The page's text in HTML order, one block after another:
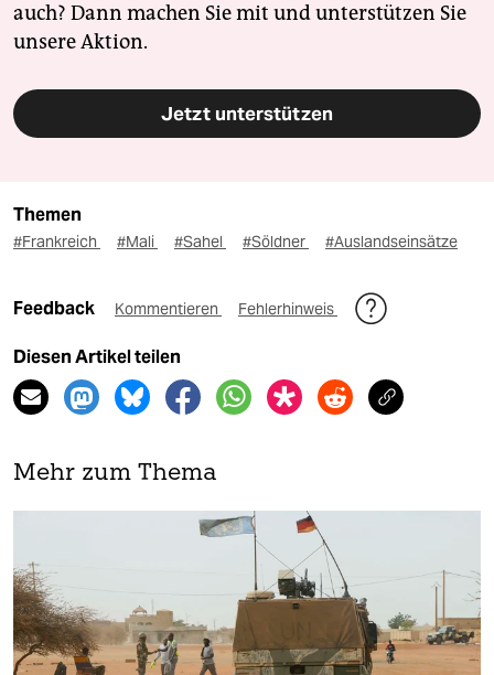
auch? Dann machen Sie mit und unterstützen Sie
unsere Aktion.
Jetzt unterstützen
Themen
#Frankreich #Mali #Sahel #Söldner #Auslandseinsätze
Feedback Kommentieren Fehlerhinweis
Diesen Artikel teilen
Mehr zum Thema